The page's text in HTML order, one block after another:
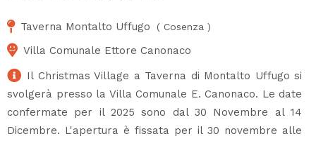
Taverna Montalto Uffugo ( Cosenza )
Villa Comunale Ettore Canonaco
Il Christmas Village a Taverna di Montalto Uffugo si
svolgerà presso la Villa Comunale E. Canonaco. Le date
confermate per il 2025 sono dal 30 Novembre al 14
Dicembre. L'apertura è fissata per il 30 novembre alle